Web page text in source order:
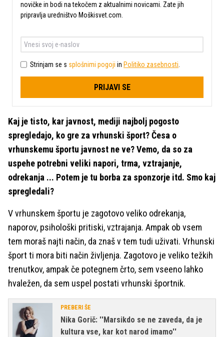
novičke in bodi na tekočem z aktualnimi novicami. Zate jih
pripravlja uredništvo Moškisvet.com.
Strinjam se s splošnimi pogoji in Politiko zasebnosti
PRIJAVI SE
Kaj je tisto, kar javnost, mediji najbolj pogosto
spregledajo, ko gre za vrhunski šport? Česa o
vrhunskemu športu javnost ne ve? Vemo, da so za
uspehe potrebni veliki napori, trma, vztrajanje,
odrekanja ... Potem je tu borba za sponzorje itd. Smo kaj
spregledali?
V vrhunskem športu je zagotovo veliko odrekanja,
naporov, psihološki pritiski, vztrajanja. Ampak ob vsem
tem moraš najti način, da znaš v tem tudi uživati. Vrhunski
šport ti mora biti način življenja. Zagotovo je veliko težkih
trenutkov, ampak če potegnem črto, sem vseeno lahko
hvaležen, da sem uspel postati vrhunski športnik.
PREBERI ŠE
Nika Gorič: ''Marsikdo se ne zaveda, da je
kultura vse, kar kot narod imamo''